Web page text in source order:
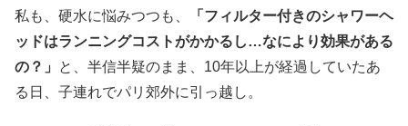
私も、硬水に悩みつつも、
「フィルター付きのシャワーヘ
ッドはランニングコストがかかるし…なにより効果がある
の？」
と、半信半疑のまま、10年以上が経過していたあ
る日、子連れでパリ郊外に引っ越し。